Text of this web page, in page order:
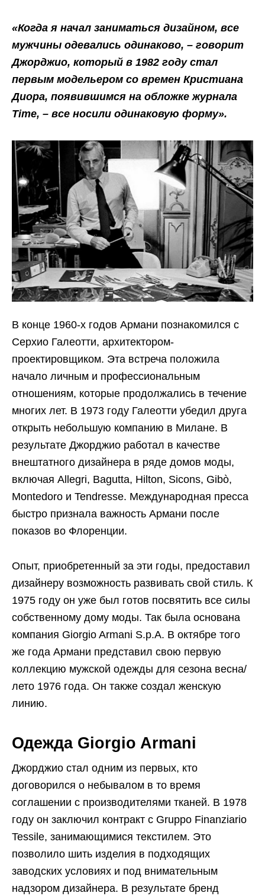
«Когда я начал заниматься дизайном, все
мужчины одевались одинаково, – говорит
Джорджио, который в 1982 году стал
первым модельером со времен Кристиана
Диора, появившимся на обложке журнала
Time, – все носили одинаковую форму».
В конце 1960-х годов Армани познакомился с
Серхио Галеотти, архитектором-
проектировщиком. Эта встреча положила
начало личным и профессиональным
отношениям, которые продолжались в течение
многих лет. В 1973 году Галеотти убедил друга
открыть небольшую компанию в Милане. В
результате Джорджио работал в качестве
внештатного дизайнера в ряде домов моды,
включая Allegri, Bagutta, Hilton, Sicons, Gibò,
Montedoro и Tendresse. Международная пресса
быстро признала важность Армани после
показов во Флоренции.
Опыт, приобретенный за эти годы, предоставил
дизайнеру возможность развивать свой стиль. К
1975 году он уже был готов посвятить все силы
собственному дому моды. Так была основана
компания Giorgio Armani S.p.A. В октябре того
же года Армани представил свою первую
коллекцию мужской одежды для сезона весна/
лето 1976 года. Он также создал женскую
линию.
Одежда Giorgio Armani
Джорджио стал одним из первых, кто
договорился о небывалом в то время
соглашении с производителями тканей. В 1978
году он заключил контракт с Gruppo Finanziario
Tessile, занимающимися текстилем. Это
позволило шить изделия в подходящих
заводских условиях и под внимательным
надзором дизайнера. В результате бренд